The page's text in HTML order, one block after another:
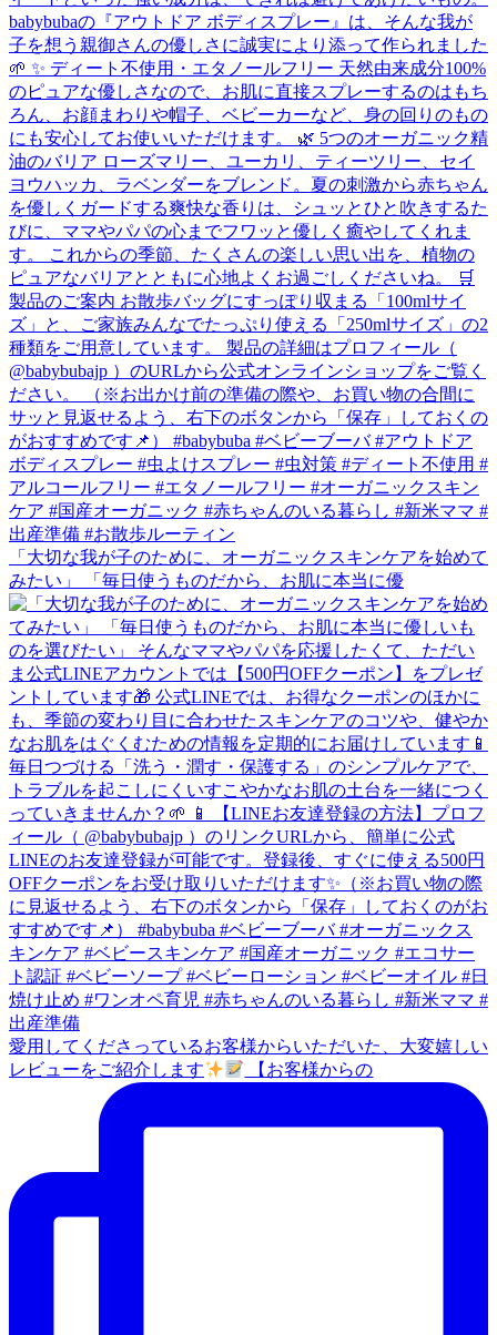
「大切な我が子のために、オーガニックスキンケアを始めて
みたい」 「毎日使うものだから、お肌に本当に優
愛用してくださっているお客様からいただいた、大変嬉しい
レビューをご紹介します
【お客様からの